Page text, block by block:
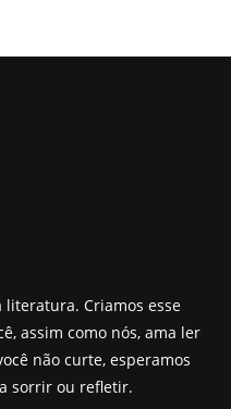
literatura. Criamos esse
assim como nós, ama ler
não curte, esperamos
sorrir ou refletir.